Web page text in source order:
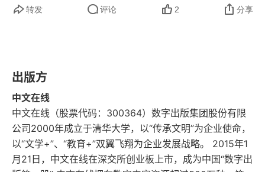
苏三监狱
杨慎在保山
戏台天地
太监念京白
《西方人看中国戏剧》读后
沉之作。在他的笔下，裘盛戎、程砚秋、马连良、
名剧名段台前幕后一览无余。2、精彩内容：①且
说过于执过于执基本上是个新创造出来的人物。所
以要创造过于执，是因为要使剧本的主题更鲜明。
《十五贯》的整理者抓住了原作的精华部分，要突
出地描写为民请命的况钟，因而把熊友蕙、侯三姑
转发 评论 2 分享
出版方
中文在线
中文在线（股票代码：300364）数字出版集团股份有限
公司2000年成立于清华大学，以“传承文明”为企业使命，
以“文学+”、“教育+”双翼飞翔为企业发展战略。 2015年1
月21日，中文在线在深交所创业板上市，成为中国“数字出